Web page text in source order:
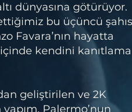
dünyasına götürüyor.
bu üçüncü şahıs
Favara’nın hayatta
kendini kanıtlama
geliştirilen ve 2K
Palermo’nun